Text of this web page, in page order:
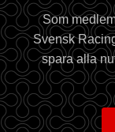
Som
Svensk
spara alla